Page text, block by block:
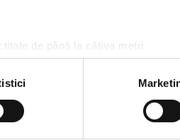
de până la câțiva metri
specifice (amprentare)
vă preferințele la
secțiunea
cookie.